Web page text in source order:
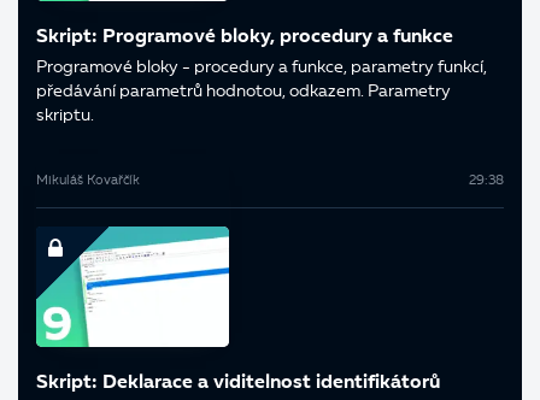
Skript: Programové bloky, procedury a funkce
Programové bloky - procedury a funkce, parametry funkcí,
předávání parametrů hodnotou, odkazem. Parametry
skriptu.
Mikuláš Kovařčík 29:38
Skript: Deklarace a viditelnost identifikátorů